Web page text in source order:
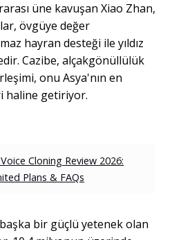
üne kavuşan Xiao Zhan,
övgüye değer
hayran desteği ile yıldız
Cazibe, alçakgönüllülük
onu Asya'nın en
haline getiriyor.
Cloning Review 2026:
Plans & FAQs
bir güçlü yetenek olan